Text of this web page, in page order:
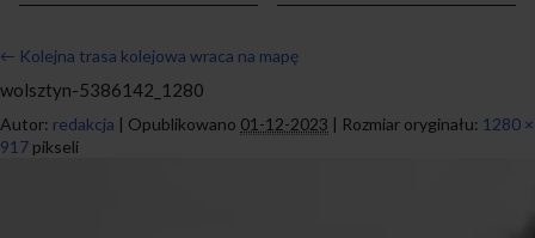
← Kolejna trasa kolejowa wraca na mapę
wolsztyn-5386142_1280
Autor: redakcja | Opublikowano 01-12-2023 | Rozmiar oryginału: 1280 ×
917 pikseli